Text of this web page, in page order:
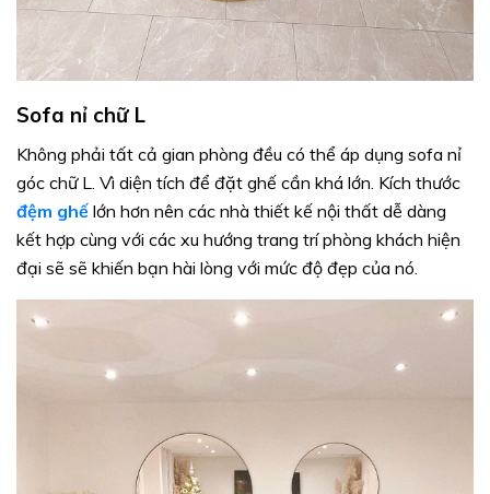
Sofa nỉ chữ L
Không phải tất cả gian phòng đều có thể áp dụng sofa nỉ
góc chữ L. Vì diện tích để đặt ghế cần khá lớn. Kích thước
đệm ghế lớn hơn nên các nhà thiết kế nội thất dễ dàng
kết hợp cùng với các xu hướng trang trí phòng khách hiện
đại sẽ sẽ khiến bạn hài lòng với mức độ đẹp của nó.